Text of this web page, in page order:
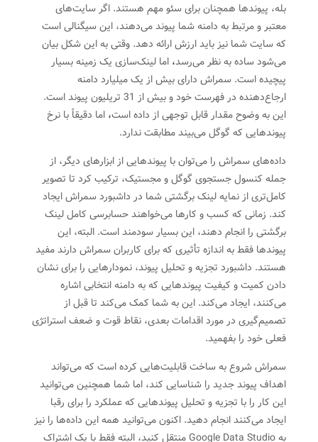
بله، پیوندها همچنان برای سئو مهم هستند. اگر سایت‌های
معتبر و مرتبط به دامنه شما پیوند می‌دهند، این سیگنالی است
که سایت شما نیز باید ارزش ارائه دهد. وقتی به این شکل بیان
می‌شود ساده به نظر می‌رسد، اما لینک‌سازی یک زمینه بسیار
پیچیده‌ است. سمراش دارای بیش از یک میلیارد دامنه
ارجاع‌دهنده در فهرست خود و بیش از 31 تریلیون پیوند است.
این به وضوح مقدار قابل توجهی از داده است، اما دقیقاً با نرخ
پیوندهایی که گوگل می‌بیند مطابقت ندارد.
داده‌های سمراش را می‌توان با پیوندهایی از ابزارهای دیگر، از
جمله کنسول جستجوی گوگل و مجستیک، ترکیب کرد تا تصویر
کامل‌تری از نمایه لینک برگشتی شما در داشبورد سمراش ایجاد
کند. زمانی که کسب و کارها می‌خواهند حسابرسی کامل لینک
برگشتی را انجام دهند، این بسیار سودمند است. البته، این
پیوندها فقط به اندازه تأثیری که برای کاربران سمراش دارند مفید
هستند. داشبورد تجزیه و تحلیل پیوند، نمودارهایی را برای نشان
دادن کمیت و کیفیت پیوندهایی که به دامنه انتخابی اشاره
می‌کنند، ایجاد می‌کند. این به شما کمک می‌کند تا قبل از
تصمیم‌گیری در مورد اقدامات بعدی، نقاط قوت و ضعف استراتژی
فعلی خود را بفهمید.
سمراش شروع به ساخت قابلیت‌هایی کرده است که می‌تواند
اهداف پیوند جدید را شناسایی کند، اما شما همچنین می‌توانید
این کار را با تجزیه و تحلیل پیوندهایی که عملکرد را برای رقبا
ایجاد می‌کنند انجام دهید. اکنون می‌توانید همه این داده‌ها را نیز
به Google Data Studio منتقل کنید، البته فقط با یک اشتراک